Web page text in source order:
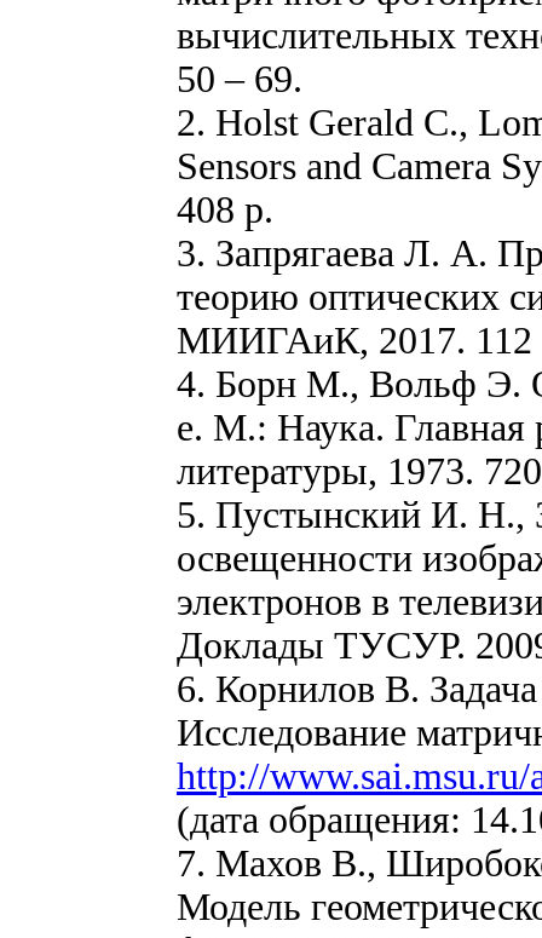
вычислительных
50 – 69.
2. Holst Gerald C.,
Sensors and Camera
408 p.
3. Запрягаева Л. А.
теорию оптических
МИИГАиК, 2017. 112
4. Борн М., Вольф Э.
е. М.: Наука. Главная
литературы, 1973.
5. Пустынский И. Н.,
освещенности
электронов в
Доклады ТУСУР.
6. Корнилов В.
Исследование
http://www.sai.msu.ru/
(дата обращения:
7. Махов В.,
Модель